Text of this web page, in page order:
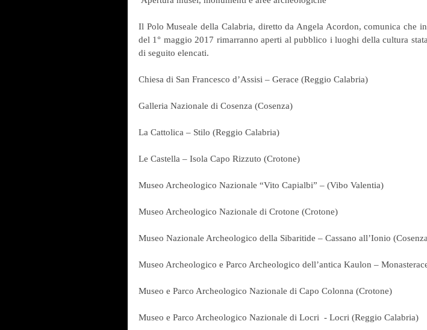
Il Polo Museale della Calabria, diretto da Angela Acordon, comunica che
del 1° maggio 2017 rimarranno aperti al pubblico i luoghi della cultura
di seguito elencati.
Chiesa di San Francesco d’Assisi – Gerace (Reggio Calabria)
Galleria Nazionale di Cosenza (Cosenza)
La Cattolica – Stilo (Reggio Calabria)
Le Castella – Isola Capo Rizzuto (Crotone)
Museo Archeologico Nazionale “Vito Capialbi” – (Vibo Valentia)
Museo Archeologico Nazionale di Crotone (Crotone)
Museo Nazionale Archeologico della Sibaritide – Cassano all’Ionio
Museo Archeologico e Parco Archeologico dell’antica Kaulon –
Museo e Parco Archeologico Nazionale di Capo Colonna (Crotone)
Museo e Parco Archeologico Nazionale di Locri  - Locri (Reggio Calabria)